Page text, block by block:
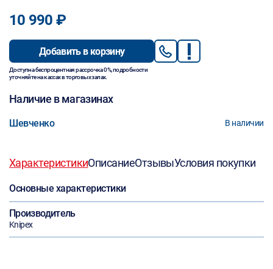
10 990 ₽
Добавить в корзину
Доступна беспроцентная рассрочка 0%, подробности
уточняйте на кассах в торговых залах.
Наличие в магазинах
Шевченко В наличии
ХарактеристикиОписаниеОтзывыУсловия покупки
Основные характеристики
Производитель
Knipex